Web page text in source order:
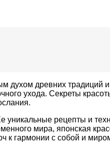
духом древних
ухода. Секреты
уникальные рецепты и
мира, японская
к гармонии с собой и